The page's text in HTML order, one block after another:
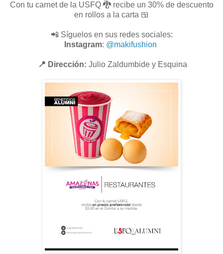
Con tu carnet de la USFQ 🐉 recibe un 30% de descuento
en rollos a la carta 🍱
📲 Síguelos en sus redes sociales:
Instagram: @makifushion
📍 Dirección: Julio Zaldumbide y Esquina